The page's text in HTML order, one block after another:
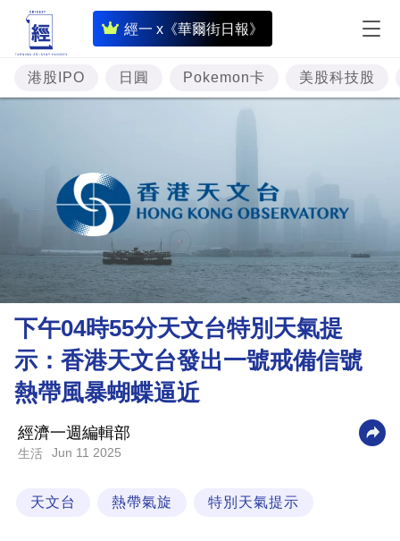
經一 x《華爾街日報》
即
時
財
經
投
資
樓
市
理
財
商
業
科
技
場
港股IPO 日圓 Pokemon卡 美股科技股
下午04時55分天文台特別天氣提
示：香港天文台發出一號戒備信號
熱帶風暴蝴蝶逼近
經濟一週編輯部
生活 Jun 11 2025
天文台 熱帶氣旋 特別天氣提示